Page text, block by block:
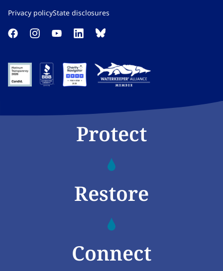
Privacy policy​​​​‌ ‍ ​‍​‍‌‍ ‌ ​‍‌‍‍‌‌‍‌ ‌‍‍‌‌‍ ‍​‍​‍​ ‍‍​‍​‍‌ ​ ‌‍​‌‌‍ ‍‌‍‍‌‌ ‌​‌ ‍‌​‍ ‍‌‍‍‌‌‍ ​‍​‍​‍ ​​‍​‍‌‍‍​‌ ​‍‌‍‌‌‌‍‌‍​‍​‍​ ‍‍​‍​‍‌‍‍​‌ ‌​‌ ‌​‌ ​​‌ ​ ​ ‍‍​‍ ​‍ ‌‍​ ‌‍ ‌‌ ​ ​‍ ‍‌‍ ‌‌‍​‌‌‍‍‌‌‍ ‍​‍ ‍​ ​‍​ ​​​ ​‍​ ‌​‌ ​‍‌‍‌‌‌‍‌​‌‍‌‌‌ ​ ‌‍‍‌‌‍‌ ‌‍ ‍​‍ ‍‌ ​‍‌‍‍‌‌ ‌‍‌‍‌‌‌ ​‍‌‍‍ ‌‍‌‌‌‍‌‌‌ ​​‌‍‌‌‌ ​‍​‍ ‍‌‍ ‌ ​‍‌‍‌ ​‍ ‌‍‍‌‌‍ ‍‌ ‌​‌‍‌‌‌‍ ‍‌ ‌​​‍ ‌‍‌‌‌‍‌​‌‍‍‌‌ ‌​​‍ ‌‍ ‌‌‍ ‌‍‌​‌‍‌‌​ ‌‌ ​​‌ ​‍‌‍‌‌‌ ​ ‌‍‌‌‌‍ ‍‌ ‌​‌‍​‌‌ ‌​‌‍‍‌‌‍ ‌‍ ‍​ ‍ ‌‍‍‌‌‍‌​​ ‌‌‍‌‍‌‍ ‌‍ ‌ ‌​‌‍‌‌‌ ​‍​ ‍ ‌ ‌​‌ ‍‌‌ ​​‌‍‌‌​ ‌‌‍‌‍‌‍ ‌‍ ‌ ‌​‌‍‌‌‌ ​‍​ ‍ ‌ ​​‌‍​‌‌ ‌​‌‍‍​​ ‌‌‍​‌‌‍‌​‌‍‌​‌‍‍‌‌ ‌​‌‍‍‌‌‍ ‌‍ ‍‌‍​‌‌‍ ​‌​ ​‌‍‍‌‌‍ ‍‌‍‍ ‌ ​ ​‍‌‌​ ‌‌‌​​‍‌‌ ‌‍‍ ‌‍‌‌‌ ‍‌​‍‌‌​ ​ ‌​‌​​‍‌‌​ ​ ‌​‌​​‍‌‌​ ​‍​ ​‍‌‍​ ‌‍‌‍​ ​​​ ​‍​ ​‌​ ‌‍​ ‍‌​ ‌​​ ‌​‌‍​‌​ ​‍‌‍​ ​‍‌‌​ ​‍​ ​‍​‍‌‌​ ‌‌‌​‌​​‍ ‍‌ ‌​‌‍‌‌‌ ‍​‌ ‌​​ ‌‍​‍‌‍​‌‌ ​ ‌‍‌‌‌‌‌‌‌ ​‍‌‍ ​​ ‌‌‍‍​‌ ‌​‌ ‌​‌ ​​‌ ​ ​‍‌‌​ ​ ‌​​‌​‍‌‌​ ​‍‌​‌‍​‍‌‌​ ​‍‌​‌‍‌‍​ ‌‍ ‌‌ ​ ​‍ ‍‌‍ ‌‌‍​‌‌‍‍‌‌‍ ‍​‍ ‍​ ​‍​ ​​​ ​‍​ ‌​‌ ​‍‌‍‌‌‌‍‌​‌‍‌‌‌ ​ ‌‍‍‌‌‍‌ ‌‍ ‍​‍ ‍‌ ​‍‌‍‍‌‌ ‌‍‌‍‌‌‌ ​‍‌‍‍ ‌‍‌‌‌‍‌‌‌ ​​‌‍‌‌‌ ​‍​‍ ‍‌‍ ‌ ​‍‌‍‌ ​‍‌‍‌‍‍‌‌‍‌​​ ‌‌‍‌‍‌‍ ‌‍ ‌ ‌​‌‍‌‌‌ ​‍​‍‌‍‌ ‌​‌ ‍‌‌ ​​‌‍‌‌​ ‌‌‍‌‍‌‍ ‌‍ ‌ ‌​‌‍‌‌‌ ​‍​‍‌‍‌ ​​‌‍​‌‌ ‌​‌‍‍​​ ‌‌‍​‌‌‍‌​‌‍‌​‌‍‍‌‌ ‌​‌‍‍‌‌‍ ‌‍ ‍‌‍​‌‌‍ ​‌​ ​‌‍‍‌‌‍ ‍‌‍‍ ‌ ​ ​‍‌‌​ ‌‌‌​​‍‌‌ ‌‍‍ ‌‍‌‌‌ ‍‌​‍‌‌​ ​ ‌​‌​​‍‌‌​ ​ ‌​‌​​‍‌‌​ ​‍​ ​‍‌‍​ ‌‍‌‍​ ​​​ ​‍​ ​‌​ ‌‍​ ‍‌​ ‌​​ ‌​‌‍​‌​ ​‍‌‍​ ​‍‌‌​ ​‍​ ​‍​‍‌‌​ ‌‌‌​‌​​‍ ‍‌ ‌​‌‍‌‌‌ ‍​‌ ‌​​‍‌‍‌ ​​‌‍‌‌‌ ​‍‌ ​ ‌ ​​‌‍‌‌‌‍​ ‌ ‌​‌‍‍‌‌ ‌‍‌‍‌‌​ ‌‌ ​​‌ ‌‌‌‍​‍‌‍ ​‌‍‍‌‌ ​ ‌‍‍​‌‍‌‌‌‍‌​​‍​‍‌ ‌State disclosures​​​​‌ ‍ ​‍​‍‌‍ ‌ ​‍‌‍‍‌‌‍‌ ‌‍‍‌‌‍ ‍​‍​‍​ ‍‍​‍​‍‌ ​ ‌‍​‌‌‍ ‍‌‍‍‌‌ ‌​‌ ‍‌​‍ ‍‌‍‍‌‌‍ ​‍​‍​‍ ​​‍​‍‌‍‍​‌ ​‍‌‍‌‌‌‍‌‍​‍​‍​ ‍‍​‍​‍‌‍‍​‌ ‌​‌ ‌​‌ ​​‌ ​ ​ ‍‍​‍ ​‍ ‌‍​ ‌‍ ‌‌ ​ ​‍ ‍‌‍ ‌‌‍​‌‌‍‍‌‌‍ ‍​‍ ‍​ ​‍​ ​​​ ​‍​ ‌​‌ ​‍‌‍‌‌‌‍‌​‌‍‌‌‌ ​ ‌‍‍‌‌‍‌ ‌‍ ‍​‍ ‍‌ ​‍‌‍‍‌‌ ‌‍‌‍‌‌‌ ​‍‌‍‍ ‌‍‌‌‌‍‌‌‌ ​​‌‍‌‌‌ ​‍​‍ ‍‌‍ ‌ ​‍‌‍‌ ​‍ ‌‍‍‌‌‍ ‍‌ ‌​‌‍‌‌‌‍ ‍‌ ‌​​‍ ‌‍‌‌‌‍‌​‌‍‍‌‌ ‌​​‍ ‌‍ ‌‌‍ ‌‍‌​‌‍‌‌​ ‌‌ ​​‌ ​‍‌‍‌‌‌ ​ ‌‍‌‌‌‍ ‍‌ ‌​‌‍​‌‌ ‌​‌‍‍‌‌‍ ‌‍ ‍​ ‍ ‌‍‍‌‌‍‌​​ ‌‌‍‌‍‌‍ ‌‍ ‌ ‌​‌‍‌‌‌ ​‍​ ‍ ‌ ‌​‌ ‍‌‌ ​​‌‍‌‌​ ‌‌‍‌‍‌‍ ‌‍ ‌ ‌​‌‍‌‌‌ ​‍​ ‍ ‌ ​​‌‍​‌‌ ‌​‌‍‍​​ ‌‌‍​‌‌‍‌​‌‍‌​‌‍‍‌‌ ‌​‌‍‍‌‌‍ ‌‍ ‍‌‍​‌‌‍ ​‌​ ​‌‍‍‌‌‍ ‍‌‍‍ ‌ ​ ​‍‌‌​ ‌‌‌​​‍‌‌ ‌‍‍ ‌‍‌‌‌ ‍‌​‍‌‌​ ​ ‌​‌​​‍‌‌​ ​ ‌​‌​​‍‌‌​ ​‍​ ​‍​ ‌‍‌‍​ ‌‍‌‌​ ‍​‌‍‌‌​ ​​‌‍‌​​ ​‍‌‍​‌​ ‌​​ ‍​​ ‍​​‍‌‌​ ​‍​ ​‍​‍‌‌​ ‌‌‌​‌​​‍ ‍‌ ‌​‌‍‌‌‌ ‍​‌ ‌​​ ‌‍​‍‌‍​‌‌ ​ ‌‍‌‌‌‌‌‌‌ ​‍‌‍ ​​ ‌‌‍‍​‌ ‌​‌ ‌​‌ ​​‌ ​ ​‍‌‌​ ​ ‌​​‌​‍‌‌​ ​‍‌​‌‍​‍‌‌​ ​‍‌​‌‍‌‍​ ‌‍ ‌‌ ​ ​‍ ‍‌‍ ‌‌‍​‌‌‍‍‌‌‍ ‍​‍ ‍​ ​‍​ ​​​ ​‍​ ‌​‌ ​‍‌‍‌‌‌‍‌​‌‍‌‌‌ ​ ‌‍‍‌‌‍‌ ‌‍ ‍​‍ ‍‌ ​‍‌‍‍‌‌ ‌‍‌‍‌‌‌ ​‍‌‍‍ ‌‍‌‌‌‍‌‌‌ ​​‌‍‌‌‌ ​‍​‍ ‍‌‍ ‌ ​‍‌‍‌ ​‍‌‍‌‍‍‌‌‍‌​​ ‌‌‍‌‍‌‍ ‌‍ ‌ ‌​‌‍‌‌‌ ​‍​‍‌‍‌ ‌​‌ ‍‌‌ ​​‌‍‌‌​ ‌‌‍‌‍‌‍ ‌‍ ‌ ‌​‌‍‌‌‌ ​‍​‍‌‍‌ ​​‌‍​‌‌ ‌​‌‍‍​​ ‌‌‍​‌‌‍‌​‌‍‌​‌‍‍‌‌ ‌​‌‍‍‌‌‍ ‌‍ ‍‌‍​‌‌‍ ​‌​ ​‌‍‍‌‌‍ ‍‌‍‍ ‌ ​ ​‍‌‌​ ‌‌‌​​‍‌‌ ‌‍‍ ‌‍‌‌‌ ‍‌​‍‌‌​ ​ ‌​‌​​‍‌‌​ ​ ‌​‌​​‍‌‌​ ​‍​ ​‍​ ‌‍‌‍​ ‌‍‌‌​ ‍​‌‍‌‌​ ​​‌‍‌​​ ​‍‌‍​‌​ ‌​​ ‍​​ ‍​​‍‌‌​ ​‍​ ​‍​‍‌‌​ ‌‌‌​‌​​‍ ‍‌ ‌​‌‍‌‌‌ ‍​‌ ‌​​‍‌‍‌ ​​‌‍‌‌‌ ​‍‌ ​ ‌ ​​‌‍‌‌‌‍​ ‌ ‌​‌‍‍‌‌ ‌‍‌‍‌‌​ ‌‌ ​​‌ ‌‌‌‍​‍‌‍ ​‌‍‍‌‌ ​ ‌‍‍​‌‍‌‌‌‍‌​​‍​‍‌ ‌
Protect
Restore
Connect